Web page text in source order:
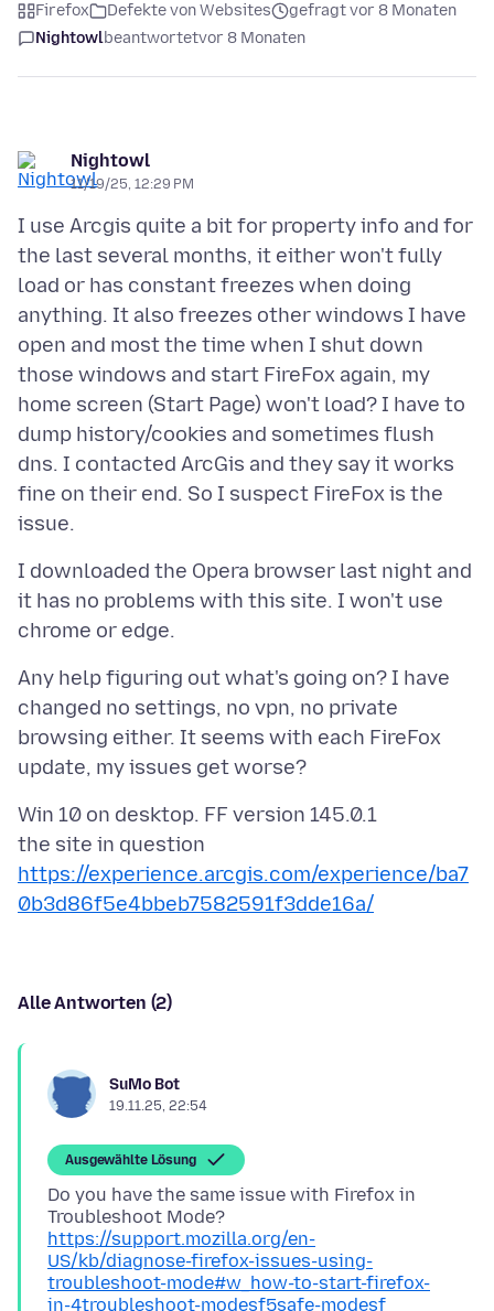
Firefox Defekte von Websites
gefragt vor 8 Monaten
Nightowlbeantwortetvor 8 Monaten
Nightowl
11/19/25, 12:29 PM
I use Arcgis quite a bit for property info and for
the last several months, it either won't fully
load or has constant freezes when doing
anything. It also freezes other windows I have
open and most the time when I shut down
those windows and start FireFox again, my
home screen (Start Page) won't load? I have to
dump history/cookies and sometimes flush
dns. I contacted ArcGis and they say it works
fine on their end. So I suspect FireFox is the
I downloaded the Opera browser last night and
it has no problems with this site. I won't use
Any help figuring out what's going on? I have
changed no settings, no vpn, no private
browsing either. It seems with each FireFox
Win 10 on desktop. FF version 145.0.1
the site in question
https://experience.arcgis.com/experience/ba7
0b3d86f5e4bbeb7582591f3dde16a/
Alle Antworten (2)
SuMo Bot
19.11.25, 22:54
Ausgewählte Lösung
Do you have the same issue with Firefox in
Troubleshoot Mode?
https://support.mozilla.org/en-
US/kb/diagnose-firefox-issues-using-
troubleshoot-mode#w_how-to-start-firefox-
in-4troubleshoot-modesf5safe-modesf